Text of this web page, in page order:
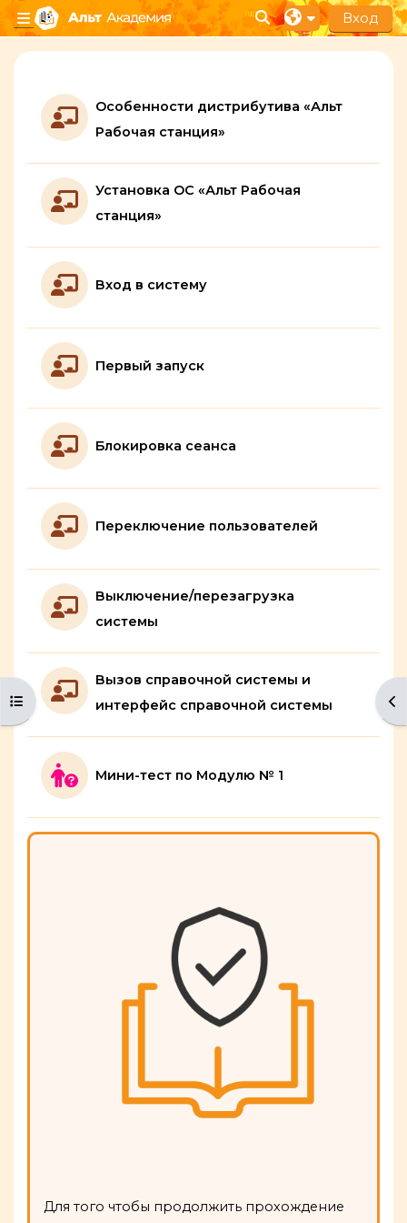
Перейти к основному содержанию
Боковая панель
Изменить данные
Вход
Открыть оглавление курса
Особенности дистрибутива «Альт
Рабочая станция»Лекция
Установка ОС «Альт Рабочая
станция»Лекция
Вход в системуЛекция
Первый запускЛекция
Блокировка сеансаЛекция
Переключение пользователейЛекция
Выключение/перезагрузка
системыЛекция
Вызов справочной системы и
интерфейс справочной системыЛекция
Мини-тест по Модулю № 1
Для того чтобы продолжить прохождение